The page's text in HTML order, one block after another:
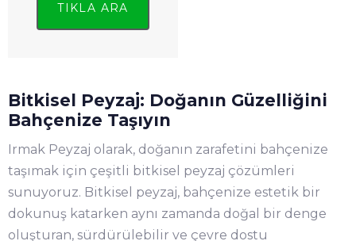
TIKLA ARA
Bitkisel Peyzaj: Doğanın Güzelliğini
Bahçenize Taşıyın
Irmak Peyzaj olarak, doğanın zarafetini bahçenize
taşımak için çeşitli bitkisel peyzaj çözümleri
sunuyoruz. Bitkisel peyzaj, bahçenize estetik bir
dokunuş katarken aynı zamanda doğal bir denge
oluşturan, sürdürülebilir ve çevre dostu